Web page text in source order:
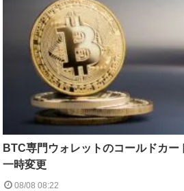
BTC専門ウォレットのコールドカー
一時変更
08/08 08:22